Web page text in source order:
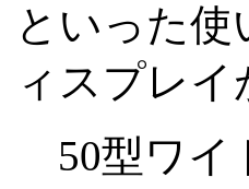
といった
ィスプレイ
50型ワイ